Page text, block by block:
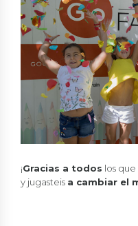
¡Gracias a todos los
y jugasteis a cambiar el